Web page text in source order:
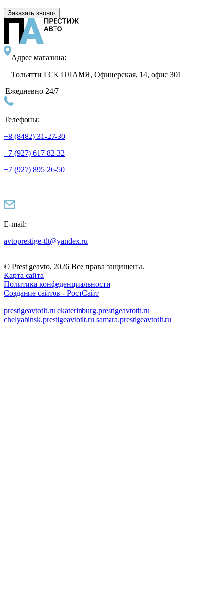
Заказать звонок
Адрес магазина:
Тольятти ГСК ПЛАМЯ, Офицерская, 14, офис 301
Ежедневно 24/7
Телефоны:
+8 (8482) 31-27-30
+7 (927) 617 82-32
+7 (927) 895 26-50
E-mail:
avtoprestige-tlt@yandex.ru
© Prestigeavto, 2026 Все права защищены.
Карта сайта
Политика конфеденциальности
Создание сайтов - РостСайт
prestigeavtotlt.ru ekaterinburg.prestigeavtotlt.ru
chelyabinsk.prestigeavtotlt.ru samara.prestigeavtotlt.ru